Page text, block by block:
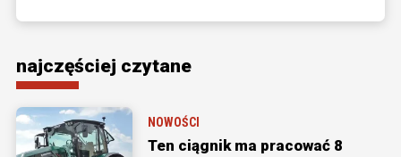
najczęściej czytane
NOWOŚCI
Ten ciągnik ma pracować 8